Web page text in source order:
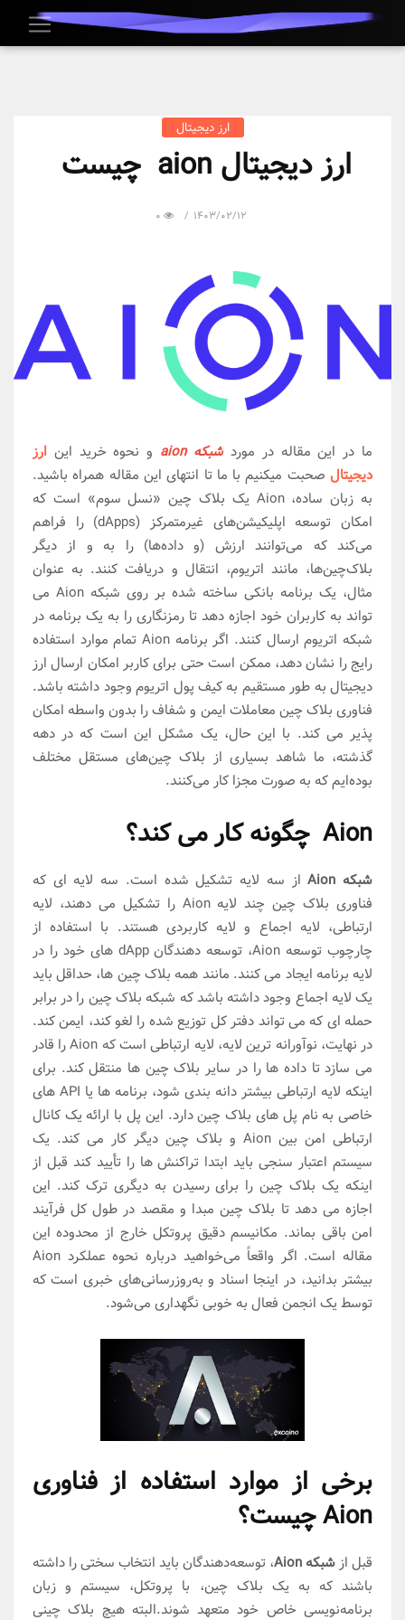
ارز دیجیتال
ارز دیجیتال aion چیست
1403/02/12
ما در این مقاله در مورد شبکه aion و نحوه خرید اینارز
دیجیتالصحبت میکنیم با ما تا انتهای این مقاله همراه باشید.
به زبان ساده، Aion یک بلاک چین «نسل سوم» است که
امکان توسعه اپلیکیشن‌های غیرمتمرکز (dApps) را فراهم
می‌کند که می‌توانند ارزش (و داده‌ها) را به و از دیگر
بلاک‌چین‌ها، مانند اتریوم، انتقال و دریافت کنند. به عنوان
مثال، یک برنامه بانکی ساخته شده بر روی شبکه Aion می
تواند به کاربران خود اجازه دهد تا رمزنگاری را به یک برنامه در
شبکه اتریوم ارسال کنند. اگر برنامه Aion تمام موارد استفاده
رایج را نشان دهد، ممکن است حتی برای کاربر امکان ارسال ارز
دیجیتال به طور مستقیم به کیف پول اتریوم وجود داشته باشد.
فناوری بلاک چین معاملات ایمن و شفاف را بدون واسطه امکان
پذیر می کند. با این حال، یک مشکل این است که در دهه
گذشته، ما شاهد بسیاری از بلاک چین‌های مستقل مختلف
بوده‌ایم که به صورت مجزا کار می‌کنند.
Aion چگونه کار می کند؟
شبکه Aion
از سه لایه تشکیل شده است. سه لایه ای که
فناوری بلاک چین چند لایه Aion را تشکیل می دهند، لایه
ارتباطی، لایه اجماع و لایه کاربردی هستند. با استفاده از
چارچوب توسعه Aion، توسعه دهندگان dApp های خود را در
لایه برنامه ایجاد می کنند. مانند همه بلاک چین ها، حداقل باید
یک لایه اجماع وجود داشته باشد که شبکه بلاک چین را در برابر
حمله ای که می تواند دفتر کل توزیع شده را لغو کند، ایمن کند.
در نهایت، نوآورانه ترین لایه، لایه ارتباطی است که Aion را قادر
می سازد تا داده ها را در سایر بلاک چین ها منتقل کند. برای
اینکه لایه ارتباطی بیشتر دانه بندی شود، برنامه ها یا API های
خاصی به نام پل های بلاک چین دارد. این پل با ارائه یک کانال
ارتباطی امن بین Aion و بلاک چین دیگر کار می کند. یک
سیستم اعتبار سنجی باید ابتدا تراکنش ها را تأیید کند قبل از
اینکه یک بلاک چین را برای رسیدن به دیگری ترک کند. این
اجازه می دهد تا بلاک چین مبدا و مقصد در طول کل فرآیند
امن باقی بماند. مکانیسم دقیق پروتکل خارج از محدوده این
مقاله است. اگر واقعاً می‌خواهید درباره نحوه عملکرد Aion
بیشتر بدانید، در اینجا اسناد و به‌روزرسانی‌های خبری است که
توسط یک انجمن فعال به خوبی نگهداری می‌شود.
برخی از موارد استفاده از فناوری
Aion چیست؟
قبل از شبکه Aion
، توسعه‌دهندگان باید انتخاب سختی را داشته
باشند که به یک بلاک چین، با پروتکل، سیستم و زبان
برنامه‌نویسی خاص خود متعهد شوند.البته هیچ بلاک چینی